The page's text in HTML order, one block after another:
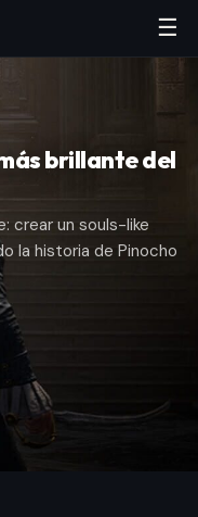
☰
brillante del
crear un souls-like
la historia de Pinocho